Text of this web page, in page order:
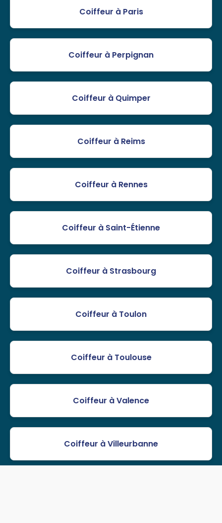
Coiffeur à Paris
Coiffeur à Perpignan
Coiffeur à Quimper
Coiffeur à Reims
Coiffeur à Rennes
Coiffeur à Saint-Étienne
Coiffeur à Strasbourg
Coiffeur à Toulon
Coiffeur à Toulouse
Coiffeur à Valence
Coiffeur à Villeurbanne